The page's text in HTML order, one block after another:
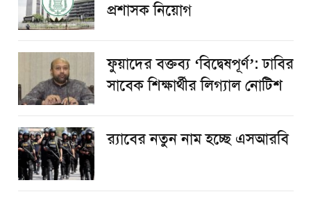
প্রশাসক নিয়োগ
ফুয়াদের বক্তব্য ‘বিদ্বেষপূর্ণ’: ঢাবির
সাবেক শিক্ষার্থীর লিগ্যাল নোটিশ
র‌্যাবের নতুন নাম হচ্ছে এসআরবি